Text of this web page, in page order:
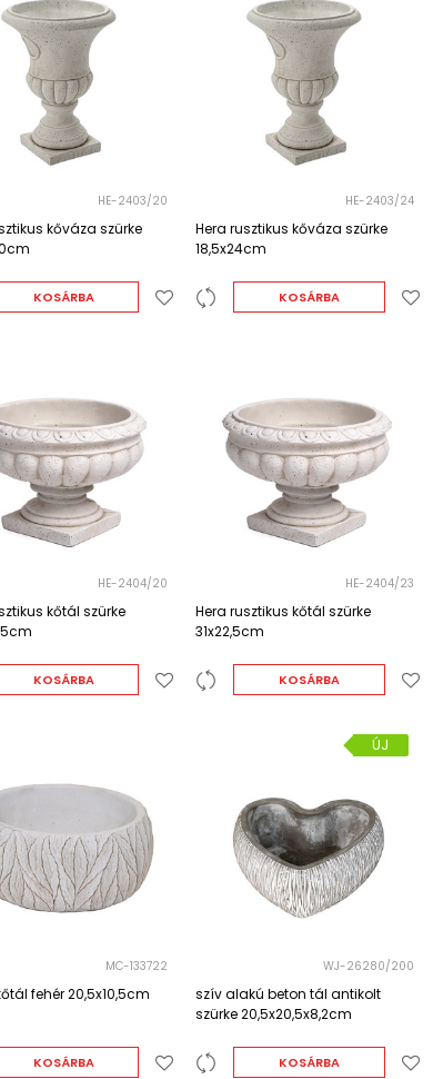
HE-2403/20
kőváza szürke
KOSÁRBA
HE-2403/24
Hera rusztikus kőváza szürke
18,5x24cm
KOSÁRBA
HE-2404/20
kőtál szürke
KOSÁRBA
HE-2404/23
Hera rusztikus kőtál szürke
31x22,5cm
KOSÁRBA
MC-133722
fehér 20,5x10,5cm
KOSÁRBA
ÚJ
WJ-26280/200
szív alakú beton tál antikolt
szürke 20,5x20,5x8,2cm
KOSÁRBA